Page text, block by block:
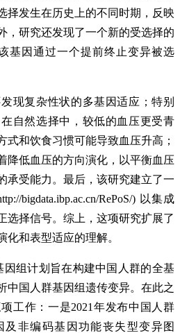
择发生在历史上的不同时期，反映
，研究还发现了一个新的受选择的
基因通过一个提前终止变异被选
现复杂性状的多基因适应；特别
自然选择中，较低的血压更受青
式和饮食习惯可能导致血压升高；
降低血压的方向演化，以平衡血压
承受能力。最后，该研究建立了一
bigdata.ibp.ac.cn/RePoS/) 以集成
选择信号。综上，这项研究扩展了
化和表型适应的理解。
因组计划旨在构建中国人群的全基
中国人群基因组遗传变异。在此之
工作：一是2021年发布中国人群
及非编码基因功能丧失型变异图